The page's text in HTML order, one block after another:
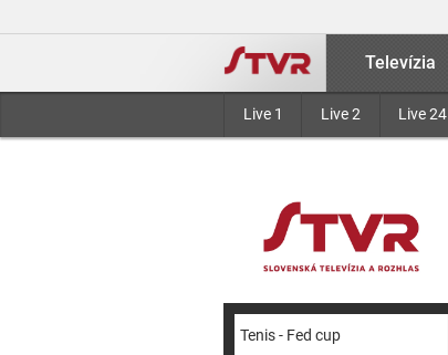
Televízia
Live 1 Live 2 Live 24
Tenis - Fed cup